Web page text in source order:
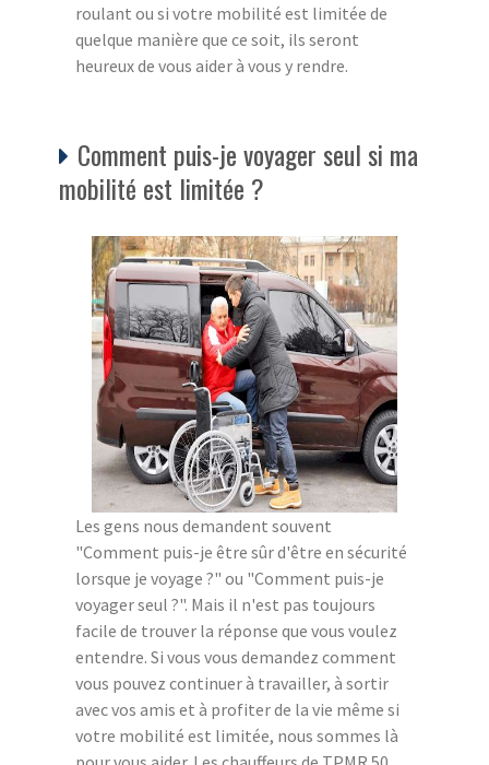
roulant ou si votre mobilité est limitée de
quelque manière que ce soit, ils seront
heureux de vous aider à vous y rendre.
Comment puis-je voyager seul si ma
mobilité est limitée ?
Les gens nous demandent souvent
"Comment puis-je être sûr d'être en sécurité
lorsque je voyage ?" ou "Comment puis-je
voyager seul ?". Mais il n'est pas toujours
facile de trouver la réponse que vous voulez
entendre. Si vous vous demandez comment
vous pouvez continuer à travailler, à sortir
avec vos amis et à profiter de la vie même si
votre mobilité est limitée, nous sommes là